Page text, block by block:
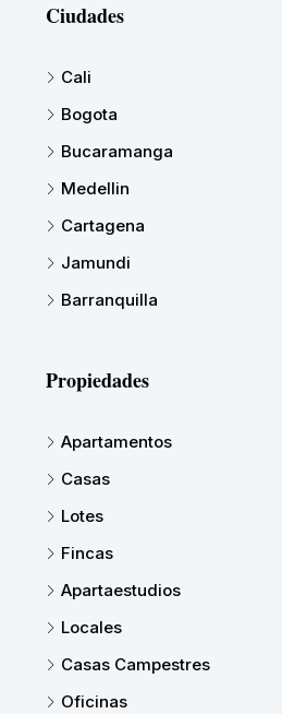
Ciudades
Cali
Bogota
Bucaramanga
Medellin
Cartagena
Jamundi
Barranquilla
Propiedades
Apartamentos
Casas
Lotes
Fincas
Apartaestudios
Locales
Casas Campestres
Oficinas